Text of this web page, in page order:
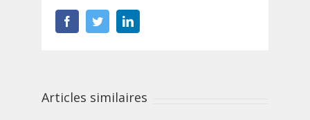
FacebookTwitterLinkedIn
Articles similaires